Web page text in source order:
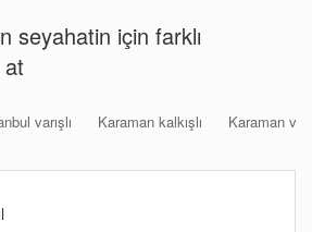
seyahatin için farklı
varışlı Karaman kalkışlı Karaman